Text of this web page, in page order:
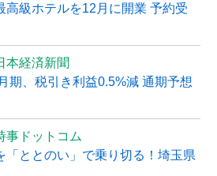
高級ホテルを12月に開業 予約受
本経済新聞
期、税引き利益0.5%減 通期予想
事ドットコム
「ととのい」で乗り切る！埼玉県